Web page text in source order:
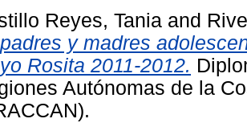
Reyes, Tania and
y madres
Rosita 2011-2012.
Autónomas de la